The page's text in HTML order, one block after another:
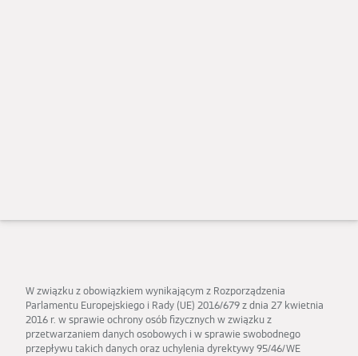
W związku z obowiązkiem wynikającym z Rozporządzenia
Parlamentu Europejskiego i Rady (UE) 2016/679 z dnia 27 kwietnia
2016 r. w sprawie ochrony osób fizycznych w związku z
przetwarzaniem danych osobowych i w sprawie swobodnego
przepływu takich danych oraz uchylenia dyrektywy 95/46/WE